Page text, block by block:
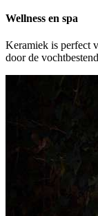
Wellness en spa
Keramiek is perfect
door de